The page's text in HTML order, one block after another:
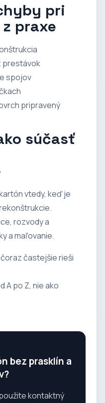
pri
praxe
prestávok
spojov
pripravený
súčasť
vtedy, keď je
rozvody a
a maľovanie.
častejšie rieši
A po Z, nie ako
bez prasklín a
kontaktný